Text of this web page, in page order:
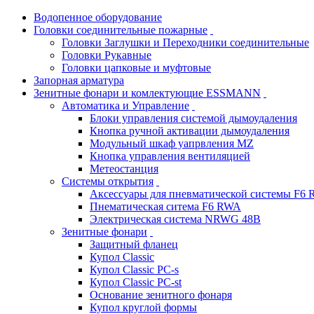
Водопенное оборудование
Головки соединительные пожарные
Головки Заглушки и Переходники соединительные
Головки Рукавные
Головки цапковые и муфтовые
Запорная арматура
Зенитные фонари и комлектующие ESSMANN
Автоматика и Управление
Блоки управления системой дымоудаления
Кнопка ручной активации дымоудаления
Модульный шкаф уапрвления MZ
Кнопка управления вентиляцией
Метеостанция
Системы открытия
Аксессуары для пневматической системы F6
Пнематическая ситема F6 RWA
Электрическая система NRWG 48В
Зенитные фонари
Защитный фланец
Купол Classic
Купол Classic PC-s
Купол Classic PC-st
Основание зенитного фонаря
Купол круглой формы